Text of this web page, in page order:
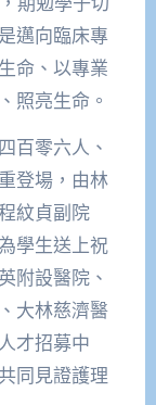
邁向臨床專
命、以專業
照亮生命。
百零六人、
登場，由林
紋貞副院
學生送上祝
附設醫院、
大林慈濟醫
才招募中
同見證護理